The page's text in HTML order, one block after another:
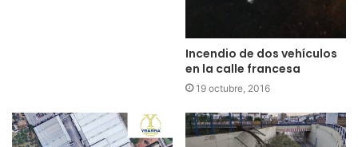
Incendio de dos vehículos
en la calle francesa
19 octubre, 2016